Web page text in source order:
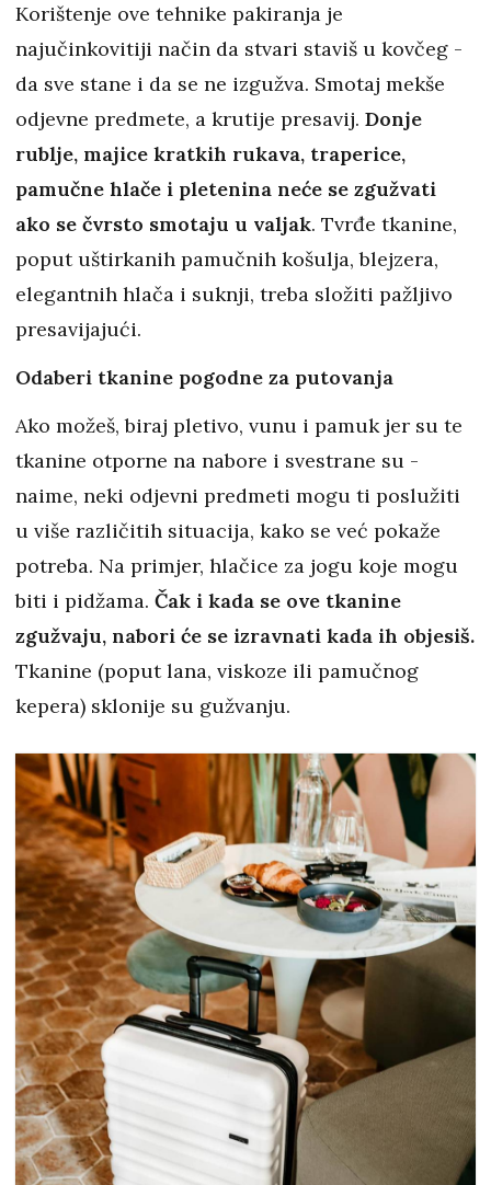
Korištenje ove tehnike pakiranja je
najučinkovitiji način da stvari staviš u kovčeg -
da sve stane i da se ne izgužva. Smotaj mekše
odjevne predmete, a krutije presavij. Donje
rublje, majice kratkih rukava, traperice,
pamučne hlače i pletenina neće se zgužvati
ako se čvrsto smotaju u valjak. Tvrđe tkanine,
poput uštirkanih pamučnih košulja, blejzera,
elegantnih hlača i suknji, treba složiti pažljivo
presavijajući.
Odaberi tkanine pogodne za putovanja
Ako možeš, biraj pletivo, vunu i pamuk jer su te
tkanine otporne na nabore i svestrane su -
naime, neki odjevni predmeti mogu ti poslužiti
u više različitih situacija, kako se već pokaže
potreba. Na primjer, hlačice za jogu koje mogu
biti i pidžama. Čak i kada se ove tkanine
zgužvaju, nabori će se izravnati kada ih objesiš.
Tkanine (poput lana, viskoze ili pamučnog
kepera) sklonije su gužvanju.